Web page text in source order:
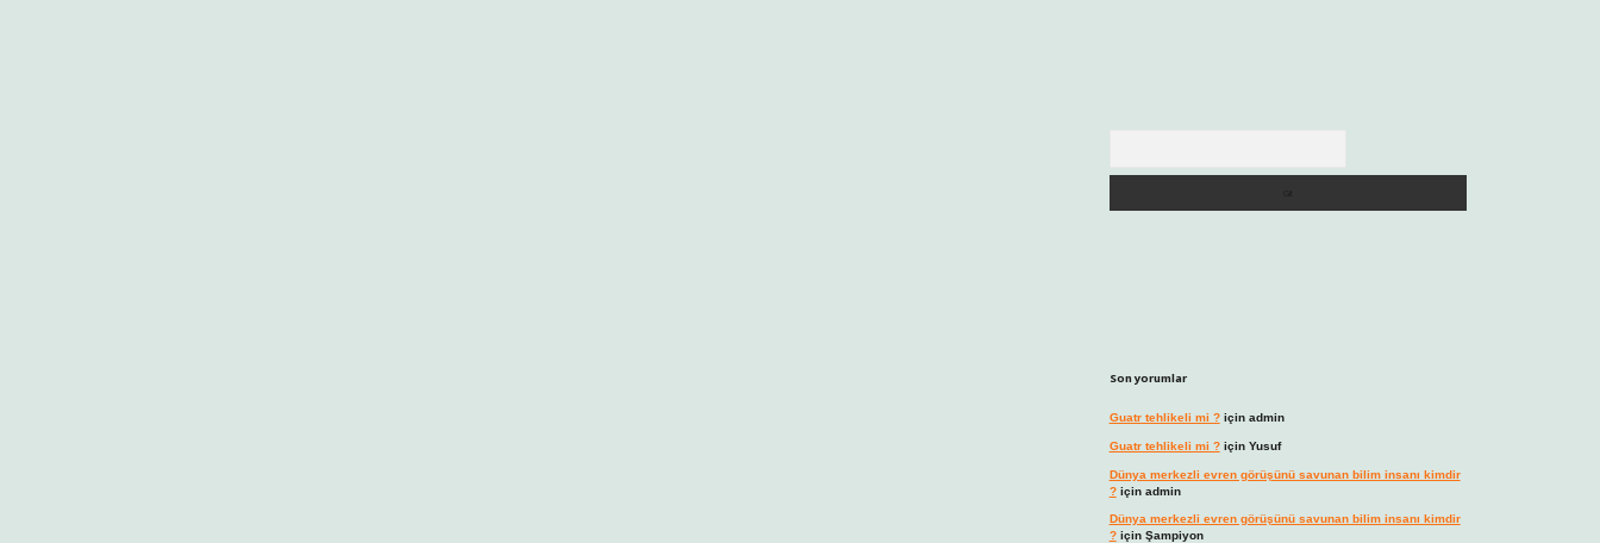
Son yorumlar
Guatr tehlikeli mi ?için admin
Guatr tehlikeli mi ?için Yusuf
Dünya merkezli evren görüşünü savunan bilim insanı kimdir
?için admin
Dünya merkezli evren görüşünü savunan bilim insanı kimdir
?için Şampiyon